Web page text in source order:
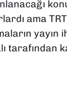
ama
yayın
tarafından